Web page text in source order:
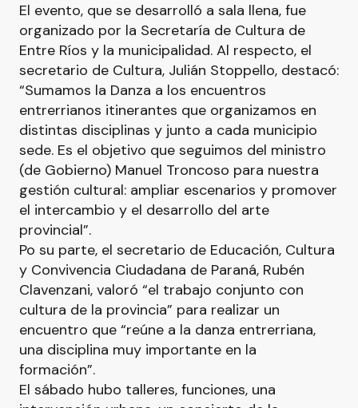
El evento, que se desarrolló a sala llena, fue
organizado por la Secretaría de Cultura de
Entre Ríos y la municipalidad. Al respecto, el
secretario de Cultura, Julián Stoppello, destacó:
“Sumamos la Danza a los encuentros
entrerrianos itinerantes que organizamos en
distintas disciplinas y junto a cada municipio
sede. Es el objetivo que seguimos del ministro
(de Gobierno) Manuel Troncoso para nuestra
gestión cultural: ampliar escenarios y promover
el intercambio y el desarrollo del arte
provincial”.
Po su parte, el secretario de Educación, Cultura
y Convivencia Ciudadana de Paraná, Rubén
Clavenzani, valoró “el trabajo conjunto con
cultura de la provincia” para realizar un
encuentro que “reúne a la danza entrerriana,
una disciplina muy importante en la
formación”.
El sábado hubo talleres, funciones, una